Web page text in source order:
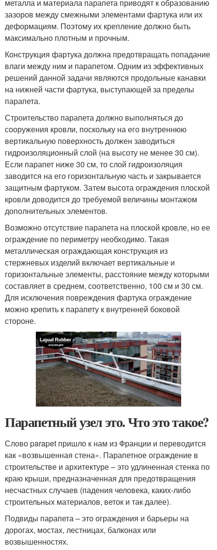
металла и материала парапета приводят к образованию
зазоров между смежными элементами фартука или их
деформациям. Поэтому их крепление должно быть
максимально плотным и прочным.
Конструкция фартука должна предотвращать попадание
влаги между ним и парапетом. Одним из эффективных
решений данной задачи являются продольные канавки
на нижней части фартука, выступающей за пределы
парапета.
Строительство парапета должно выполняться до
сооружения кровли, поскольку на его внутреннюю
вертикальную поверхность должен заводиться
гидроизоляционный слой (на высоту не менее 30 см).
Если парапет ниже 30 см, то слой гидроизоляция
заводится на его горизонтальную часть и закрывается
защитным фартуком. Затем высота ограждения плоской
кровли доводится до требуемой величины монтажом
дополнительных элементов.
Возможно отсутствие парапета на плоской кровле, но ее
ограждение по периметру необходимо. Такая
металлическая ограждающая конструкция из
стержневых изделий включает вертикальные и
горизонтальные элементы, расстояние между которыми
составляет в среднем, соответственно, 100 см и 30 см.
Для исключения повреждения фартука ограждение
можно крепить к парапету к внутренней боковой
стороне.
Парапетный узел это. Что это такое?
Слово parapet пришло к нам из Франции и переводится
как «возвышенная стена». Парапетное ограждение в
строительстве и архитектуре – это удлиненная стенка по
краю крыши, предназначенная для предотвращения
несчастных случаев (падения человека, каких-либо
строительных материалов, веток и так далее).
Подвиды парапета – это ограждения и барьеры на
дорогах, мостах, лестницах, балконах или
возвышенностях.